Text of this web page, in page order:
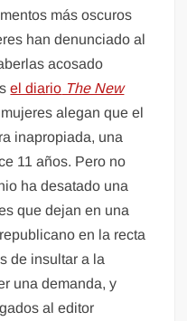
más oscuros
han denunciado al
acosado
el diario The New
alegan que el
inapropiada, una
11 años. Pero no
ha desatado una
que dejan en una
en la recta
de insultar a la
una demanda, y
al editor